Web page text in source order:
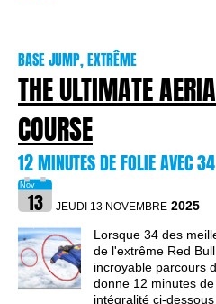
BASE JUMP, EXTRÊME
THE ULTIMATE
COURSE
12 MINUTES DE FOLIE AVEC
JEUDI 13 NOVEMBRE 2025
Lorsque 34 des
de l'extrême Red
incroyable parcours
donne 12 minutes
intégralité ci-